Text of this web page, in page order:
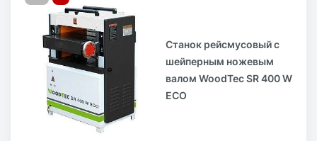
Станок рейсмусовый с
шейперным ножевым
валом WoodTec SR 400 W
ECO